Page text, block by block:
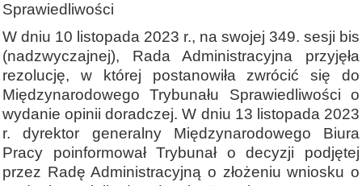
Sprawiedliwości
W dniu 10 listopada 2023 r., na swojej 349. sesji bis
(nadzwyczajnej), Rada Administracyjna przyjęła
rezolucję, w której postanowiła zwrócić się do
Międzynarodowego Trybunału Sprawiedliwości o
wydanie opinii doradczej. W dniu 13 listopada 2023
r. dyrektor generalny Międzynarodowego Biura
Pracy poinformował Trybunał o decyzji podjętej
przez Radę Administracyjną o złożeniu wniosku o